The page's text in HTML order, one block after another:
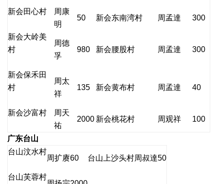
新会田心村
周康
明
50 新会东南湾村 周孟達 300
新会大岭美
村
周德
孚
980 新会腰股村 周孟達 300
新会保禾田
村
周太
祥
135 新会黄布村 周孟達 40
新会沙富村
周天
祐
2000 新会桃花村 周观祥 100
广东台山
台山汶水村
周扩赓60 台山上沙头村周叔達50
台山芙蓉村